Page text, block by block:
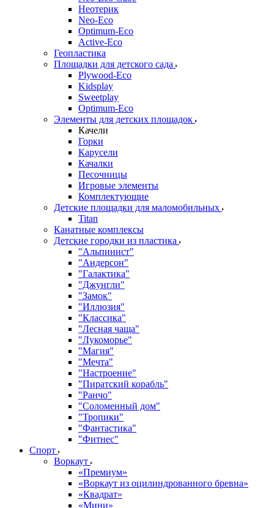
Неотерик
Neo-Eco
Оptimum-Еco
Active-Eco
Геопластика
Площадки для детского сада
Plywood-Eco
Kidsplay
Sweetplay
Оptimum-Еco
Элементы для детских площадок
Качели
Горки
Карусели
Качалки
Песочницы
Игровые элементы
Комплектующие
Детские площадки для маломобильных
Titan
Канатные комплексы
Детские городки из пластика
"Альпинист"
"Андерсон"
"Галактика"
"Джунгли"
"Замок"
"Иллюзия"
"Классика"
"Лесная чаща"
"Лукоморье"
"Магия"
"Мечта"
"Настроение"
"Пиратский корабль"
"Ранчо"
"Соломенный дом"
"Тропики"
"Фантастика"
"Фитнес"
Спорт
Воркаут
«Премиум»
«Воркаут из оцилиндрованного бревна»
«Квадрат»
«Мини»